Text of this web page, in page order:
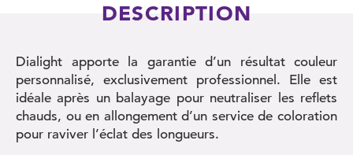
DESCRIPTION
Dialight apporte la garantie d’un résultat couleur
personnalisé, exclusivement professionnel. Elle est
idéale après un balayage pour neutraliser les reflets
chauds, ou en allongement d’un service de coloration
pour raviver l’éclat des longueurs.